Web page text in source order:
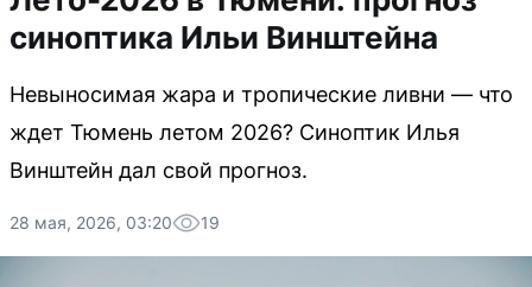
синоптика Ильи Винштейна
Невыносимая жара и тропические ливни — что
ждет Тюмень летом 2026? Синоптик Илья
Винштейн дал свой прогноз.
28 мая, 2026, 03:20 19